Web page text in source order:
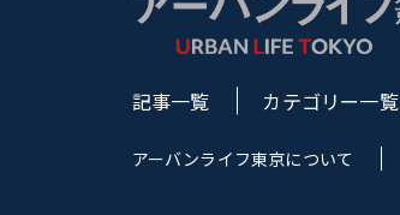
記事一覧 カテゴリー一覧
アーバンライフ東京について